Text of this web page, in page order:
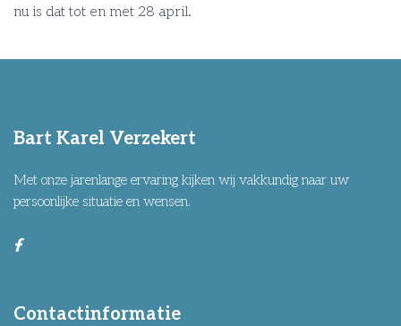
nu is dat tot en met 28 april.
Bart Karel Verzekert
Met onze jarenlange ervaring kijken wij vakkundig naar uw
persoonlijke situatie en wensen.
Contactinformatie